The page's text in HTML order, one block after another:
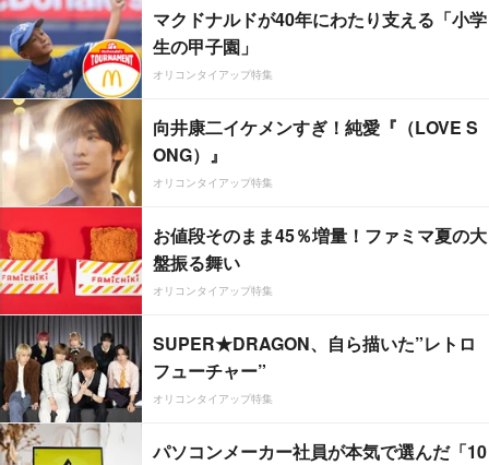
マクドナルドが40年にわたり支える「小学
生の甲子園」
オリコンタイアップ特集
向井康二イケメンすぎ！純愛『（LOVE S
ONG）』
オリコンタイアップ特集
お値段そのまま45％増量！ファミマ夏の大
盤振る舞い
オリコンタイアップ特集
SUPER★DRAGON、自ら描いた”レトロ
フューチャー”
オリコンタイアップ特集
パソコンメーカー社員が本気で選んだ「10